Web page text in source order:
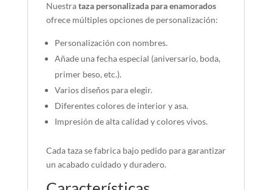
Nuestrataza personalizada para enamorados
ofrece múltiples opciones de personalización:
Personalización con nombres.
Añade una fecha especial (aniversario, boda,
primer beso, etc.).
Varios diseños para elegir.
Diferentes colores de interior y asa.
Impresión de alta calidad y colores vivos.
Cada taza se fabrica bajo pedido para garantizar
un acabado cuidado y duradero.